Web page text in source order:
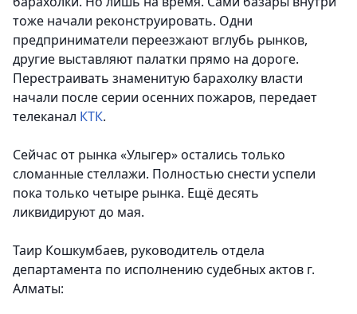
тоже начали реконструировать. Одни
предприниматели переезжают вглубь рынков,
другие выставляют палатки прямо на дороге.
Перестраивать знаменитую барахолку власти
начали после серии осенних пожаров, передает
телеканал КТК.
Сейчас от рынка «Улыгер» остались только
сломанные стеллажи. Полностью снести успели
пока только четыре рынка. Ещё десять
ликвидируют до мая.
Таир Кошкумбаев, руководитель отдела
департамента по исполнению судебных актов г.
Алматы: